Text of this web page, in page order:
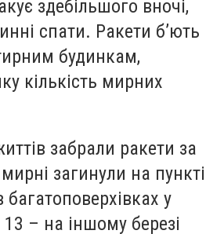
здебільшого вночі,
спати. Ракети б’ють
будинкам,
кількість мирних
забрали ракети за
загинули на пункті
у
13 – на іншому березі